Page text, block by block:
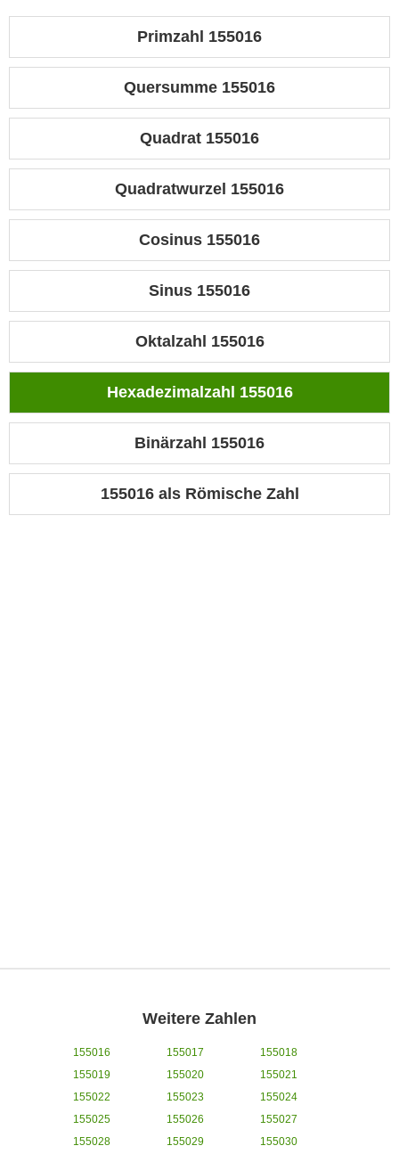
Primzahl 155016
Quersumme 155016
Quadrat 155016
Quadratwurzel 155016
Cosinus 155016
Sinus 155016
Oktalzahl 155016
Hexadezimalzahl 155016
Binärzahl 155016
155016 als Römische Zahl
Weitere Zahlen
155016 155017
155018
155019
155020
155021
155022
155023
155024
155025
155026
155027
155028
155029
155030